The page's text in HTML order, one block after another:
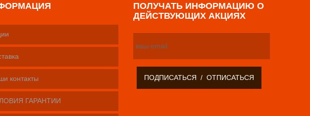
контакты
ГАРАНТИИ
ПОЛУЧАТЬ ИНФОРМАЦИЮ О
ДЕЙСТВУЮЩИХ АКЦИЯХ